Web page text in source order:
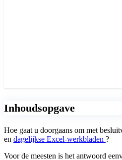
Inhoudsopgave
Hoe gaat u doorgaans om met
en dagelijkse Excel-werkbladen ?
Voor de meesten is het antwoord